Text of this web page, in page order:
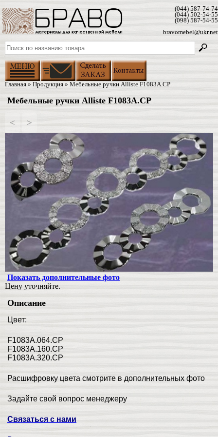
(044) 587-74-74
(044) 502-54-55
(098) 587-54-55
bravomebel@ukr.net
Главная » Продукция » Мебельные ручки Alliste F1083A.CP
Мебельные ручки Alliste F1083A.CP
< >
Показать дополнительные фото
Цену уточняйте.
Описание
Цвет:
F1083A.064.CP
F1083A.160.CP
F1083A.320.CP
Расшифровку цвета смотрите в дополнительных фото
Задайте свой вопрос менеджеру
Связаться с нами